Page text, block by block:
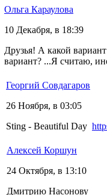
Ольга Караулова
10 Декабря, в 18:39
Друзья! А какой
вариант? ...Я считаю,
Георгий Совдагаров
26 Ноября, в 03:05
Sting - Beautiful Day
Алексей Коршун
24 Октября, в 13:10
Дмитрию Насонову